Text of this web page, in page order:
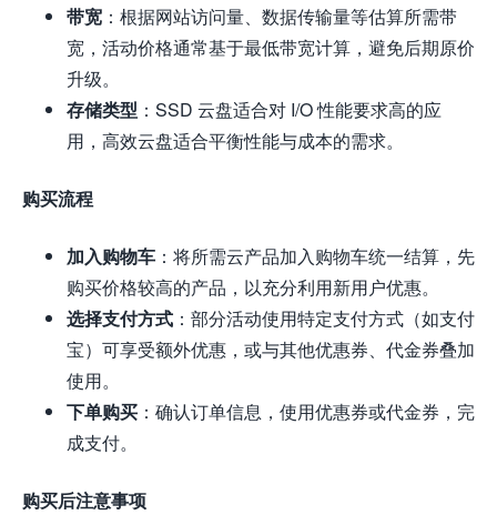
带宽 ：根据网站访问量、数据传输量等估算所需带
宽，活动价格通常基于最低带宽计算，避免后期原价
升级。
存储类型 ：SSD 云盘适合对 I/O 性能要求高的应
用，高效云盘适合平衡性能与成本的需求。
购买流程
加入购物车 ：将所需云产品加入购物车统一结算，先
购买价格较高的产品，以充分利用新用户优惠。
选择支付方式 ：部分活动使用特定支付方式（如支付
宝）可享受额外优惠，或与其他优惠券、代金券叠加
使用。
下单购买 ：确认订单信息，使用优惠券或代金券，完
成支付。
购买后注意事项